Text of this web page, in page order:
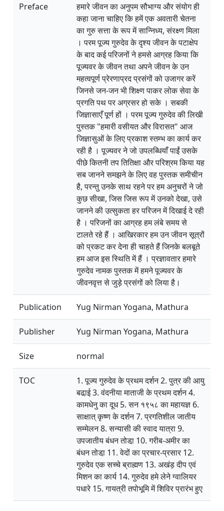
Preface
हमारे जीवन का अनुपम सौभाग्य और संयोग ही
कहा जाना चाहिए कि हमें एक अवतारी चेतना
का गुरु सत्ता के रूप में सान्निध्य, संरक्ष्ण मिला
। परम पूज्य गुरुदेव के दृश्य जीवन के पटाक्षेप
के बाद कई परिजनों ने हमसे आग्रह किया कि
पूज्यवर के जीवन तथा अपने जीवन के उन
महत्वपूर्ण प्रेरणाप्रद प्रसंगों को उजागर करें
जिनसे जन-जन भी शिक्ष्ण पाकर लोक सेवा के
प्रगति पथ पर अग्रसर हो सके । सबकी
जिज्ञासाएँ पूर्ण हों । परम पूज्य गुरुदेव की लिखी
पुस्तक "हमारी वसीयत और विरासत" आज
जिज्ञासुओं के लिए प्रकाश स्तम्भ का कार्य कर
रही है । पूज्यवर ने जो उपलब्धियाँ पाईं उसके
पीछे कितनी तप तितिक्षा और परिश्रम किया यह
सब जानने समझने के लिए वह पुस्तक समीचीन
है, परन्तु उनके साथ रहने पर हम अनुचरों ने जो
कुछ सीखा, जिस जिस रूप में उनको देखा, उसे
जानने की उत्सुकता हर परिजन में दिखाई दे रही
है । परिजनों का आग्रह हम लंबे समय से
टालते रहे हैं । आखिरकार हम उन जीवन सूत्रों
को प्रकट कर देना ही चाहते हैं जिनके बलबूते
हम आज इस स्थिति में हैं । प्रज्ञावतार हमारे
गुरुदेव नामक पुस्तक में हमने पूज्यवर के
जीवनवृत्त से जुड़े प्रसंगों को लिया है।
Publication Yug Nirman Yogana, Mathura
Publisher Yug Nirman Yogana, Mathura
Size normal
TOC
1. पूज्य गुरुदेव के प्रथम दर्शन 2. पुत्र की आयु
बढा़ई 3. वंदनीया माताजी के प्रथम दर्शन 4.
कामधेनु का दूध 5. सन १९५८ का महायज्ञ 6.
साक्षात् कृष्ण के दर्शन 7. प्रगतिशील जातीय
सम्मेलन 8. सन्यासी की स्वाद यात्रा 9.
उपजातीय बंधन तोडा़ 10. गरीब-अमीर का
बंधन तोडा़ 11. वेदों का प्रचार-प्रसार 12.
गुरुदेव एक सच्चे ब्राह्मण 13. अखंड़ दीप एवं
मिशन का कार्य 14. गुरुदेव हमे लेने ग्वालियर
पधारे 15. गायत्री तपोभूमि में शिविर प्रारंभ हुए